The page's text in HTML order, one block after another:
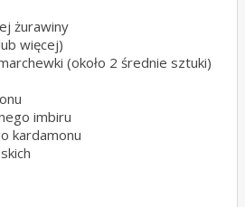
żurawiny
więcej)
(około 2 średnie sztuki)
imbiru
kardamonu